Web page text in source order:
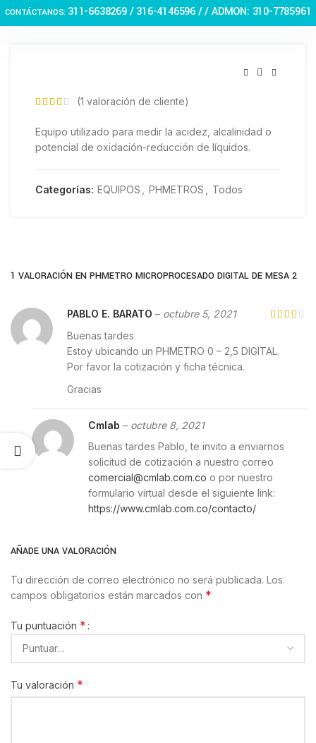
CONTÁCTANOS: 311-6638269 /316-4146596 / / ADMON: 310-7785961
(1 valoración de cliente)
Equipo utilizado para medir la acidez, alcalinidad o
potencial de oxidación-reducción de líquidos.
Categorías: EQUIPOS PHMETROS Todos
1 VALORACIÓN EN PHMETRO MICROPROCESADO DIGITAL DE MESA 2
PABLO E. BARATO – octubre 5, 2021
Buenas tardes
Estoy ubicando un PHMETRO 0 – 2,5 DIGITAL.
Por favor la cotización y ficha técnica.
Gracias
Cmlab – octubre 8, 2021
Buenas tardes Pablo, te invito a enviarnos
solicitud de cotización a nuestro correo
comercial@cmlab.com.co o por nuestro
formulario virtual desde el siguiente link:
https://www.cmlab.com.co/contacto/
AÑADE UNA VALORACIÓN
Tu dirección de correo electrónico no será publicada. Los
campos obligatorios están marcados con *
Tu puntuación *
Tu valoración *